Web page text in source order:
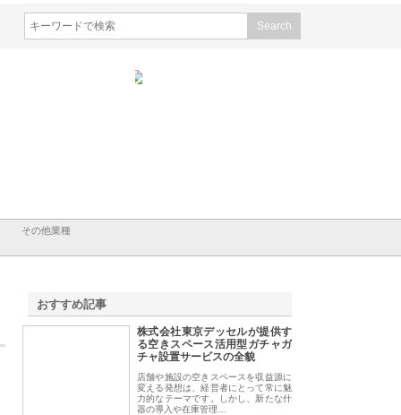
その他業種
おすすめ記事
株式会社東京デッセルが提供す
る空きスペース活用型ガチャガ
チャ設置サービスの全貌
店舗や施設の空きスペースを収益源に
変える発想は、経営者にとって常に魅
力的なテーマです。しかし、新たな什
器の導入や在庫管理…